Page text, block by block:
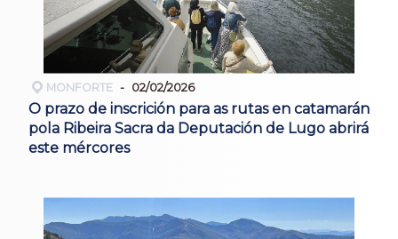
MONFORTE 02/02/2026
O prazo de inscrición para as rutas en catamarán
pola Ribeira Sacra da Deputación de Lugo abrirá
este mércores